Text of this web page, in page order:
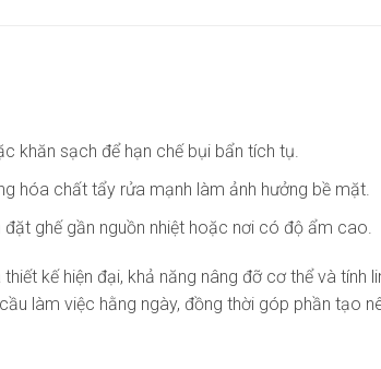
khăn sạch để hạn chế bụi bẩn tích tụ.
hóa chất tẩy rửa mạnh làm ảnh hưởng bề mặt.
ghế gần nguồn nhiệt hoặc nơi có độ ẩm cao.
thiết kế hiện đại, khả năng nâng đỡ cơ thể và
làm việc hằng ngày, đồng thời góp phần tạo